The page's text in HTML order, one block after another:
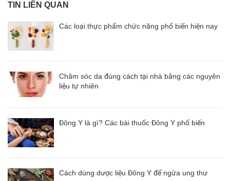
TIN LIÊN QUAN
Các loại thực phẩm chức năng phổ biến hiện nay
Chăm sóc da đúng cách tại nhà bằng các nguyên
liệu tự nhiên
Đông Y là gì? Các bài thuốc Đông Y phổ biến
Cách dùng dược liệu Đông Y để ngừa ung thư